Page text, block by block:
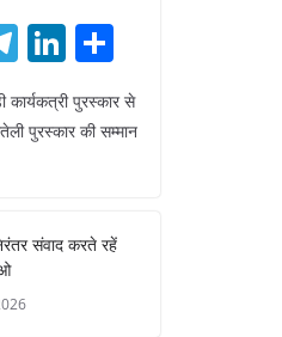
T
el
e
gr
m
Li
n
k
n
h
ar
कार्यकत्री पुरस्कार से
पुरस्कार की सम्मान
संवाद करते रहें